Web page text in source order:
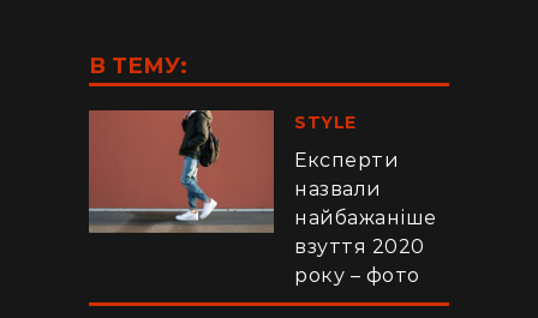
В ТЕМУ:
STYLE
Експерти
назвали
найбажаніше
взуття 2020
року – фото